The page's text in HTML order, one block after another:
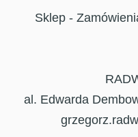
Sklep -
al. Edwarda